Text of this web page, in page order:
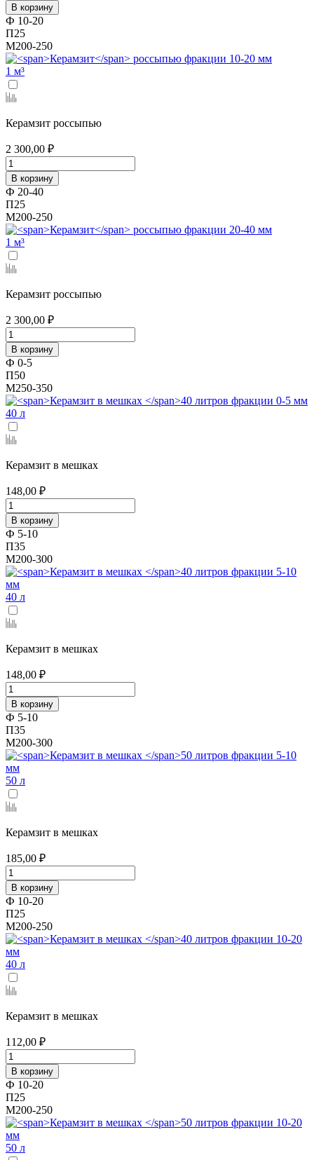
В корзину
Ф 10-20
П25
М200-250
1 м³
Керамзит россыпью
2 300,00 ₽
В корзину
Ф 20-40
П25
М200-250
1 м³
Керамзит россыпью
2 300,00 ₽
В корзину
Ф 0-5
П50
М250-350
40 л
Керамзит в мешках
148,00 ₽
В корзину
Ф 5-10
П35
М200-300
40 л
Керамзит в мешках
148,00 ₽
В корзину
Ф 5-10
П35
М200-300
50 л
Керамзит в мешках
185,00 ₽
В корзину
Ф 10-20
П25
М200-250
40 л
Керамзит в мешках
112,00 ₽
В корзину
Ф 10-20
П25
М200-250
50 л